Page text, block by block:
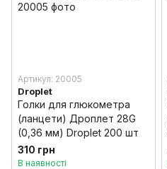
Артикул: 20005
Droplet
Голки для глюкометра
(ланцети) Дроплет 28G
(0,36 мм) Droplet 200 шт
310 грн
В наявності